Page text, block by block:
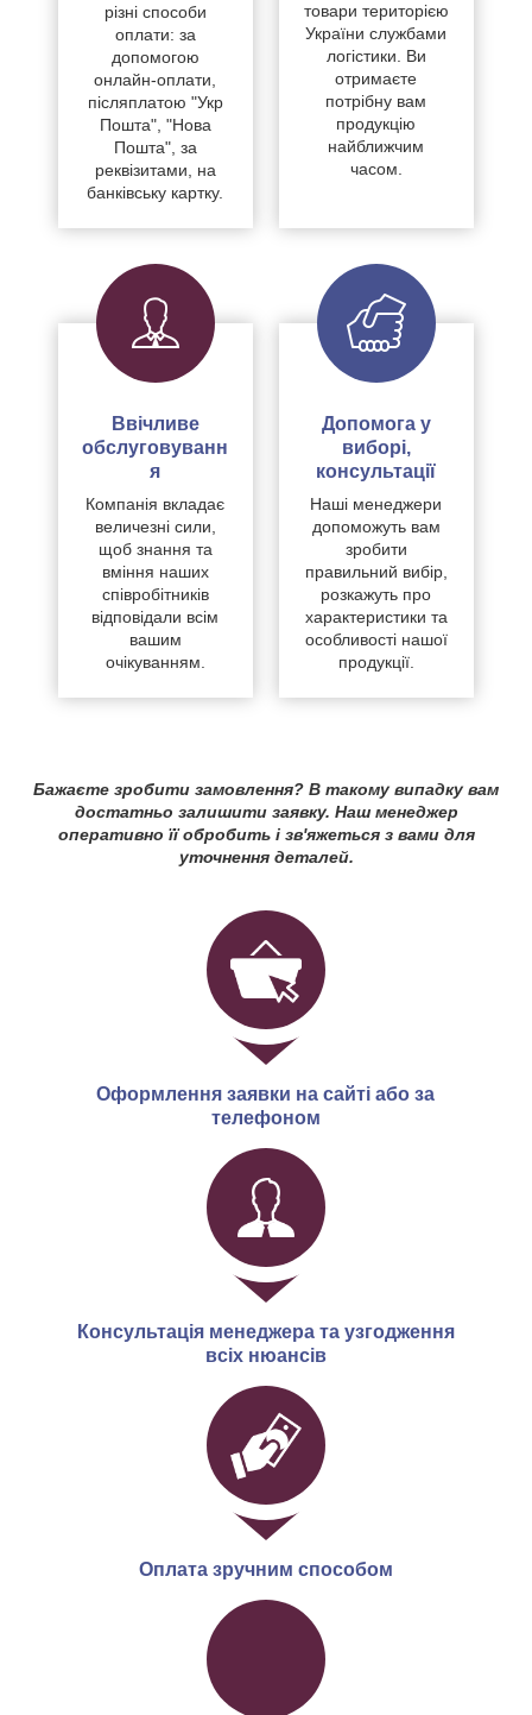
різні способи
оплати: за
допомогою
онлайн-оплати,
післяплатою "Укр
Пошта", "Нова
Пошта", за
реквізитами, на
банківську картку.
товари територією
України службами
логістики. Ви
отримаєте
потрібну вам
продукцію
найближчим
часом.
Ввічливе
обслуговуванн
я
Компанія вкладає
величезні сили,
щоб знання та
вміння наших
співробітників
відповідали всім
вашим
очікуванням.
Допомога у
виборі,
консультації
Наші менеджери
допоможуть вам
зробити
правильний вибір,
розкажуть про
характеристики та
особливості нашої
продукції.
Бажаєте зробити замовлення? В такому випадку вам
достатньо залишити заявку. Наш менеджер
оперативно її обробить і зв'яжеться з вами для
уточнення деталей.
Оформлення заявки на сайті або за
телефоном
Консультація менеджера та узгодження
всіх нюансів
Оплата зручним способом